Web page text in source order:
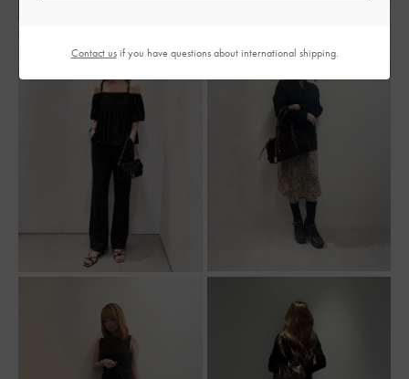
Contact usif you have questions about international shipping.